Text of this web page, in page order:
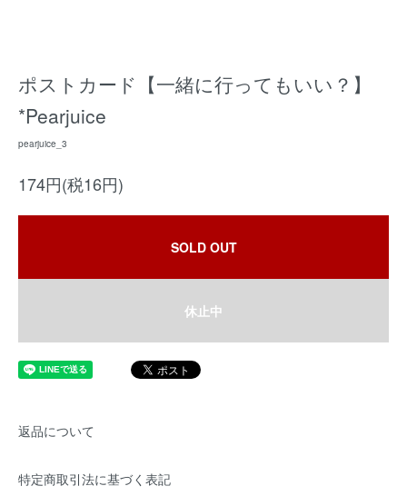
ポストカード【一緒に行ってもいい？】
*Pearjuice
pearjuice_3
174円(税16円)
SOLD OUT
休止中
返品について
特定商取引法に基づく表記